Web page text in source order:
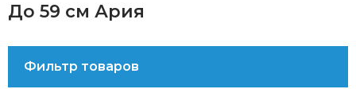
До 59 см Ария
Фильтр товаров